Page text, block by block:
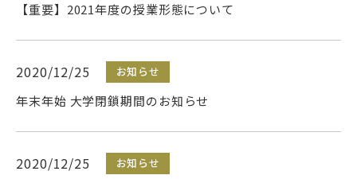
武蔵野短期大学
【重要】2021年度の授業形態について
2020/12/25 お知らせ
年末年始 大学閉鎖期間のお知らせ
2020/12/25 お知らせ